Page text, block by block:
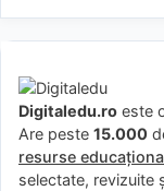
Digitaledu.ro este
Are peste 15.000
resurse
selectate, revizuite